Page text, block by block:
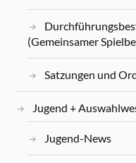
(Gemeinsamer
Satzungen und
Jugend +
Jugend-News